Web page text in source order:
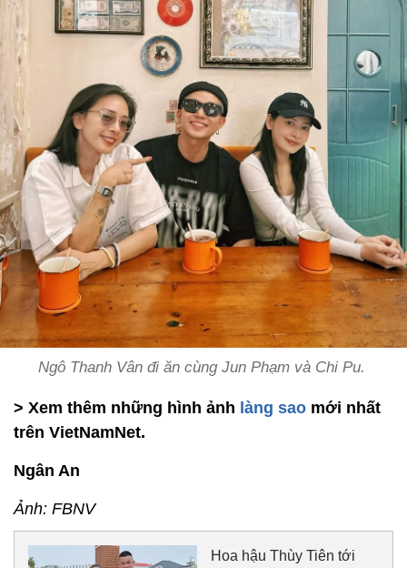
Ngô Thanh Vân đi ăn cùng Jun Phạm và Chi Pu.
> Xem thêm những hình ảnh làng sao mới nhất
trên VietNamNet.
Ngân An
Ảnh: FBNV
Hoa hậu Thùy Tiên tới